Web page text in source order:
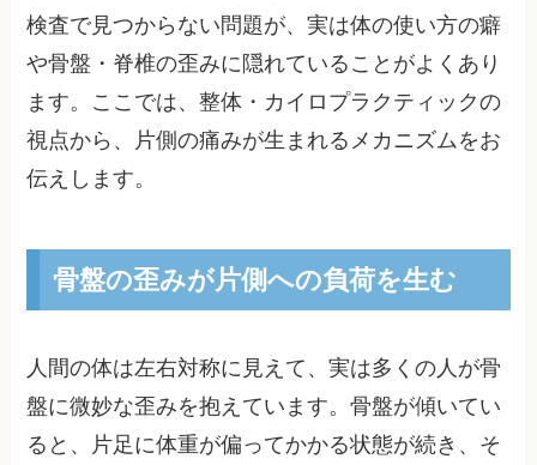
検査で見つからない問題が、実は体の使い方の癖
や骨盤・脊椎の歪みに隠れていることがよくあり
ます。ここでは、整体・カイロプラクティックの
視点から、片側の痛みが生まれるメカニズムをお
伝えします。
骨盤の歪みが片側への負荷を生む
人間の体は左右対称に見えて、実は多くの人が骨
盤に微妙な歪みを抱えています。骨盤が傾いてい
ると、片足に体重が偏ってかかる状態が続き、そ